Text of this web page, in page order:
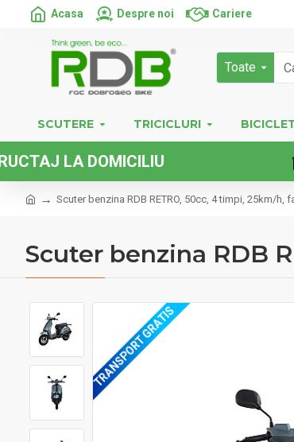
Acasa Despre noi Cariere
Toate
SCUTERE TRICICLURI
DOMICILIU
Scuter benzina RDB RETRO, 50cc, 4 timpi, 25km/h,
Scuter benzina RDB
TRANSPORT GRATIS